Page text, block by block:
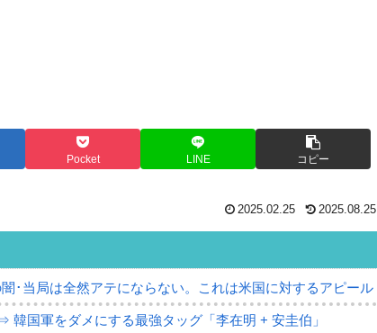
Pocket LINE コピー
2025.02.25 2025.08.25
･当局は全然アテにならない。これは米国に対するアピール
韓国軍をダメにする最強タッグ「李在明 + 安圭伯」